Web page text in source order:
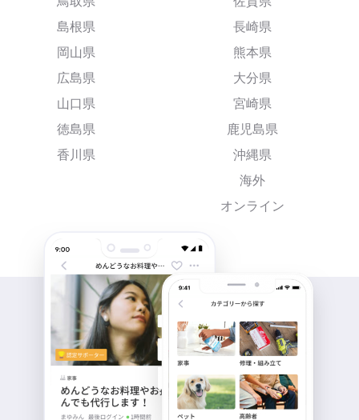
島根県
岡山県
広島県
山口県
徳島県
香川県
長崎県
熊本県
大分県
宮崎県
鹿児島県
沖縄県
海外
オンライン